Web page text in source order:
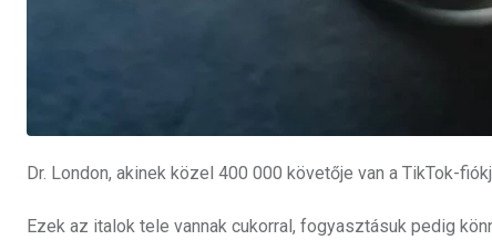
Dr. London, akinek közel 400 000 követője van a TikTok-
Ezek az italok tele vannak cukorral, fogyasztásuk pedig